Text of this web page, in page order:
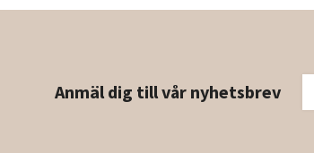
Anmäl dig till vår nyhetsbrev